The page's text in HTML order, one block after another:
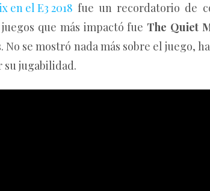
en el E3 2018 fue un recordatorio de
que más impactó fue The Quiet
se mostró nada más sobre el juego,
su jugabilidad.